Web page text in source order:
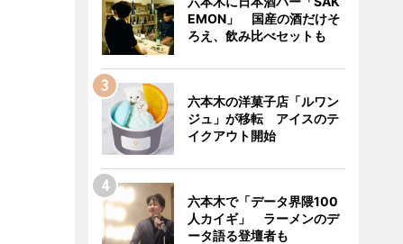
EMON」 国産の酒だけそ
ろえ、飲み比べセットも
六本木の洋菓子店「ルワン
ジュ」が移転 アイスのテ
イクアウト開始
六本木で「データ界隈100
人カイギ」 ラーメンのデ
ータ語る登壇者も